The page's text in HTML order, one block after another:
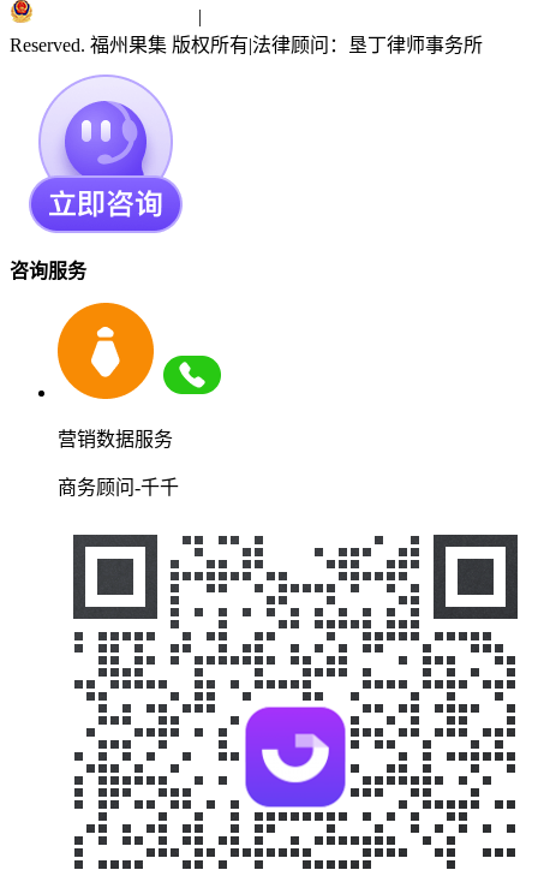
|
Reserved. 福州果集 版权所有|法律顾问：垦丁律师事务所
咨询服务
营销数据服务
商务顾问-千千